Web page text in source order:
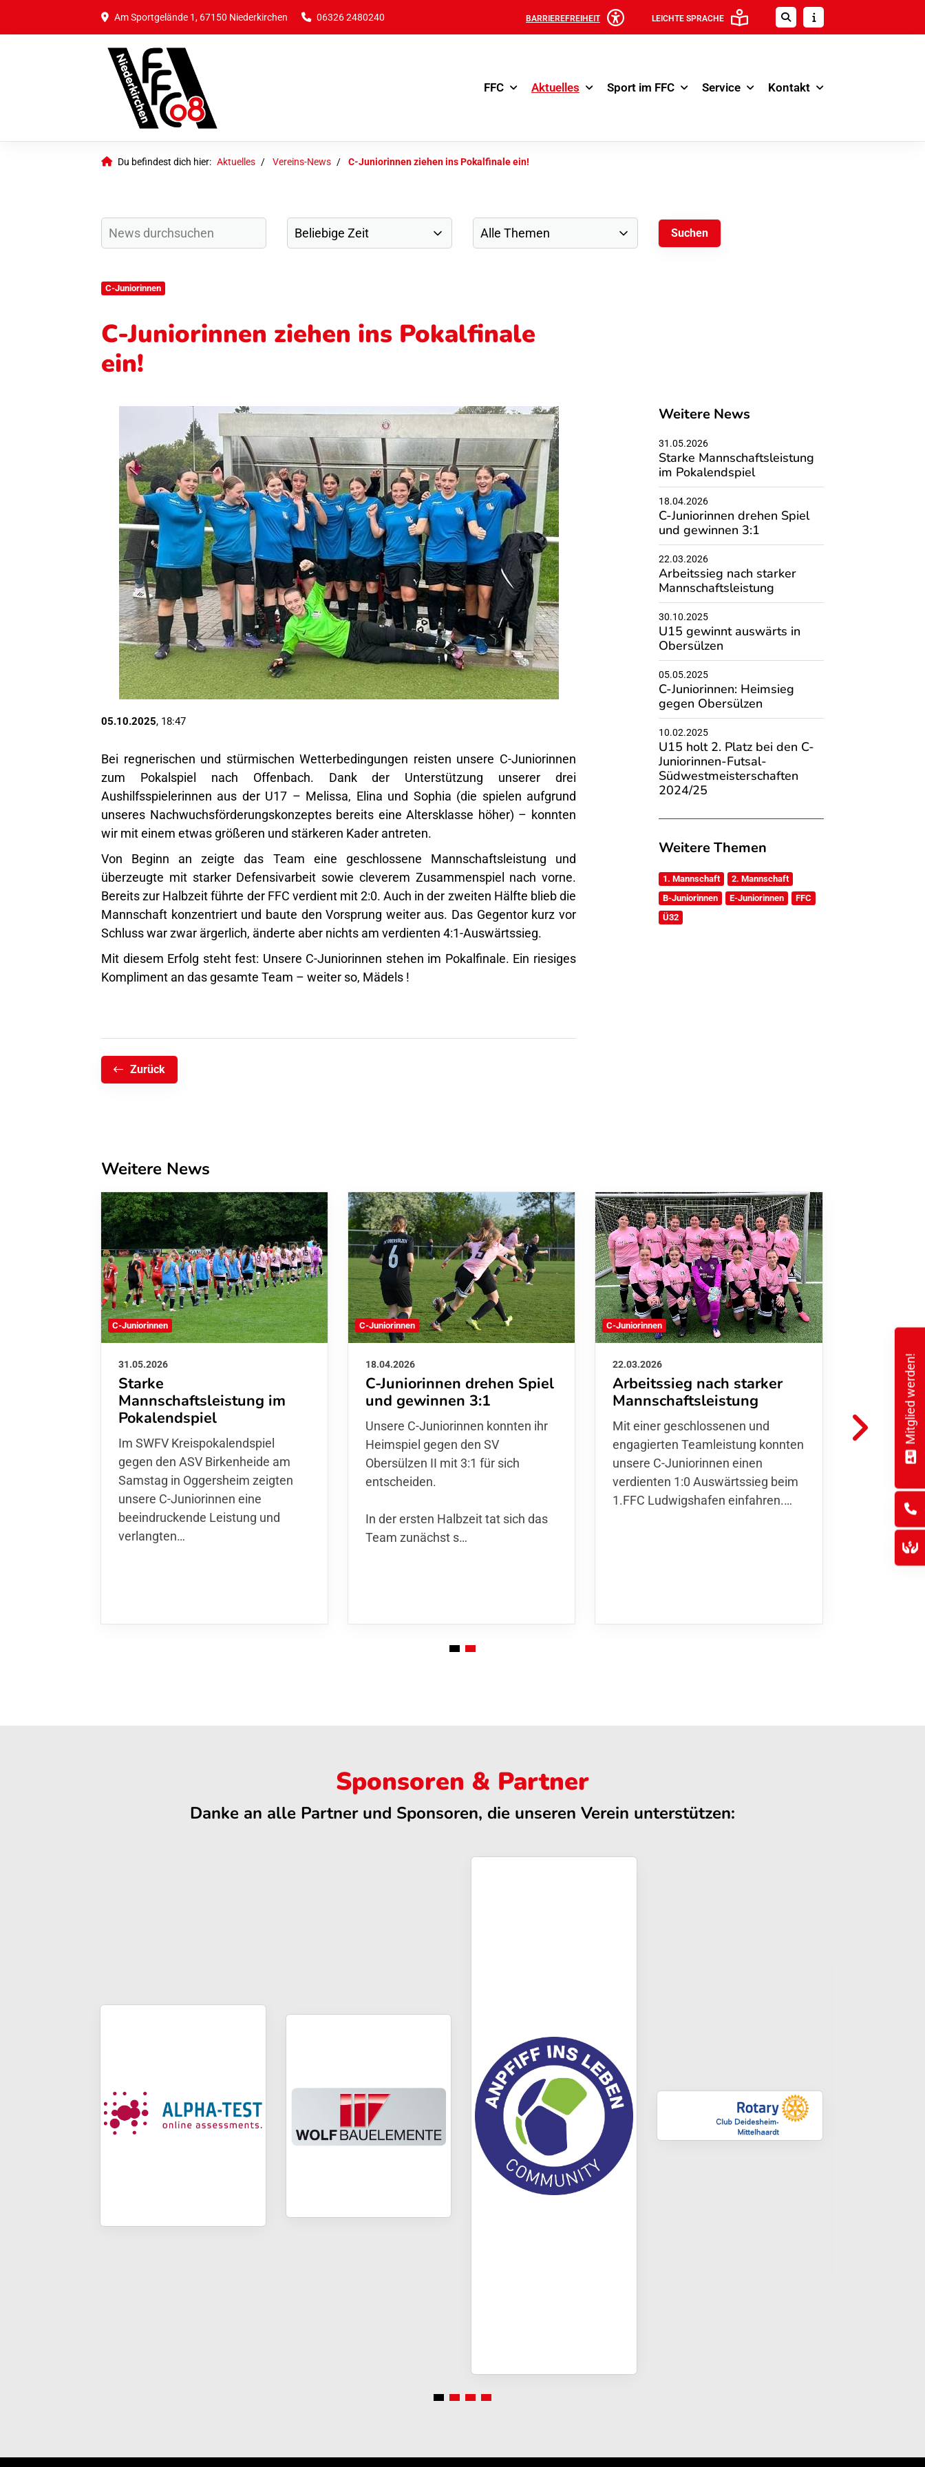
Am Sportgelände 1, 67150 Niederkirchen 06326 2480240 BARRIEREFREIHEIT LEICHTE SPRACHE
FFC Aktuelles Sport im FFC Service Kontakt
Du befindest dich hier: Aktuelles Vereins-News C-Juniorinnen ziehen ins Pokalfinale ein!
C-Juniorinnen
C-Juniorinnen ziehen ins Pokalfinale
ein!
05.10.2025, 18:47
Bei regnerischen und stürmischen Wetterbedingungen reisten unsere C-Juniorinnen
zum Pokalspiel nach Offenbach. Dank der Unterstützung unserer drei
Aushilfsspielerinnen aus der U17 – Melissa, Elina und Sophia (die spielen aufgrund
unseres Nachwuchsförderungskonzeptes bereits eine Altersklasse höher) – konnten
wir mit einem etwas größeren und stärkeren Kader antreten.
Von Beginn an zeigte das Team eine geschlossene Mannschaftsleistung und
überzeugte mit starker Defensivarbeit sowie cleverem Zusammenspiel nach vorne.
Bereits zur Halbzeit führte der FFC verdient mit 2:0. Auch in der zweiten Hälfte blieb die
Mannschaft konzentriert und baute den Vorsprung weiter aus. Das Gegentor kurz vor
Schluss war zwar ärgerlich, änderte aber nichts am verdienten 4:1-Auswärtssieg.
Mit diesem Erfolg steht fest: Unsere C-Juniorinnen stehen im Pokalfinale. Ein riesiges
Kompliment an das gesamte Team – weiter so, Mädels !
Zurück
Weitere News
31.05.2026
Starke Mannschaftsleistung
im Pokalendspiel
18.04.2026
C-Juniorinnen drehen Spiel
und gewinnen 3:1
22.03.2026
Arbeitssieg nach starker
Mannschaftsleistung
30.10.2025
U15 gewinnt auswärts in
Obersülzen
05.05.2025
C-Juniorinnen: Heimsieg
gegen Obersülzen
10.02.2025
U15 holt 2. Platz bei den C-
Juniorinnen-Futsal-
Südwestmeisterschaften
2024/25
Weitere Themen
1. Mannschaft
2. Mannschaft
B-Juniorinnen
E-Juniorinnen
FFC
Ü32
Weitere News
C-Juniorinnen
31.05.2026
Starke
Mannschaftsleistung im
Pokalendspiel
Im SWFV Kreispokalendspiel
gegen den ASV Birkenheide am
Samstag in Oggersheim zeigten
unsere C-Juniorinnen eine
beeindruckende Leistung und
verlangten…
C-Juniorinnen
18.04.2026
C-Juniorinnen drehen Spiel
und gewinnen 3:1
Unsere C-Juniorinnen konnten ihr
Heimspiel gegen den SV
Obersülzen II mit 3:1 für sich
entscheiden.
In der ersten Halbzeit tat sich das
Team zunächst s…
C-Juniorinnen
22.03.2026
Arbeitssieg nach starker
Mannschaftsleistung
Mit einer geschlossenen und
engagierten Teamleistung konnten
unsere C-Juniorinnen einen
verdienten 1:0 Auswärtssieg beim
1.FFC Ludwigshafen einfahren.…
C-Juniorinnen
30.10.2025
U15
Beim
Sponsoren & Partner
Danke an alle Partner und Sponsoren, die unseren Verein unterstützen:
Mitglied werden!